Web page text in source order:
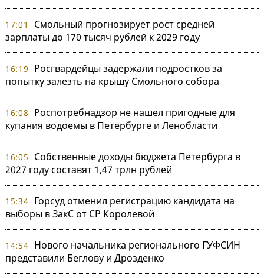
17:01
Смольный прогнозирует рост средней
зарплаты до 170 тысяч рублей к 2029 году
16:19
Росгвардейцы задержали подростков за
попытку залезть на крышу Смольного собора
16:08
Роспотребнадзор не нашел пригодные для
купания водоемы в Петербурге и Ленобласти
16:05
Собственные доходы бюджета Петербурга в
2027 году составят 1,47 трлн рублей
15:34 Горсуд отменил регистрацию кандидата на
выборы в ЗакС от СР Королевой
14:54 Нового начальника регионального ГУФСИН
представили Беглову и Дрозденко